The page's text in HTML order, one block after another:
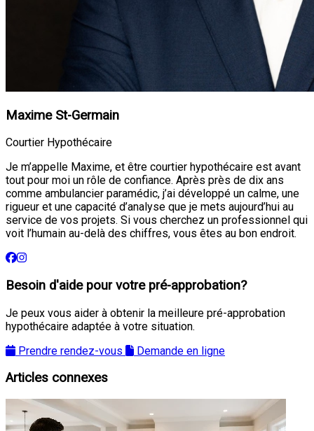
Maxime St-Germain
Courtier Hypothécaire
Je m’appelle Maxime, et être courtier hypothécaire est avant
tout pour moi un rôle de confiance. Après près de dix ans
comme ambulancier paramédic, j’ai développé un calme, une
rigueur et une capacité d’analyse que je mets aujourd’hui au
service de vos projets. Si vous cherchez un professionnel qui
voit l’humain au-delà des chiffres, vous êtes au bon endroit.
Besoin d'aide pour votre pré-approbation?
Je peux vous aider à obtenir la meilleure pré-approbation
hypothécaire adaptée à votre situation.
Prendre rendez-vous
Demande en ligne
Articles connexes